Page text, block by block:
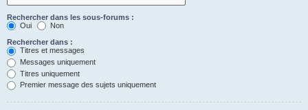
Rechercher dans les sous-forums :
Oui
Non
Rechercher dans :
Titres et messages
Messages uniquement
Titres uniquement
Premier message des sujets uniquement